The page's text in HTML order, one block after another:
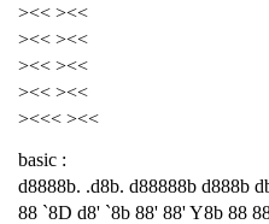
><< ><<
><< ><<
><< ><<
><< ><<
><<< ><<
basic :
d8888b. .d8b. d88888b d888b
88 `8D d8' `8b 88' 88' Y8b 88